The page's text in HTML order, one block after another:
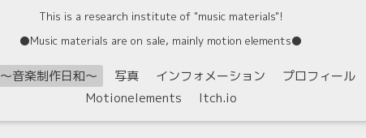
This is a research institute of "music materials"!
⚫️Music materials are on sale, mainly motion elements⚫️
〜音楽制作日和〜 写真 インフォメーション プロフィール
Motionelements
Itch.io